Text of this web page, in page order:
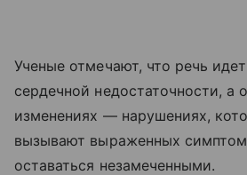
Ученые отмечают, что речь
сердечной недостаточности, а
изменениях — нарушениях,
вызывают выраженных
оставаться незамеченными.